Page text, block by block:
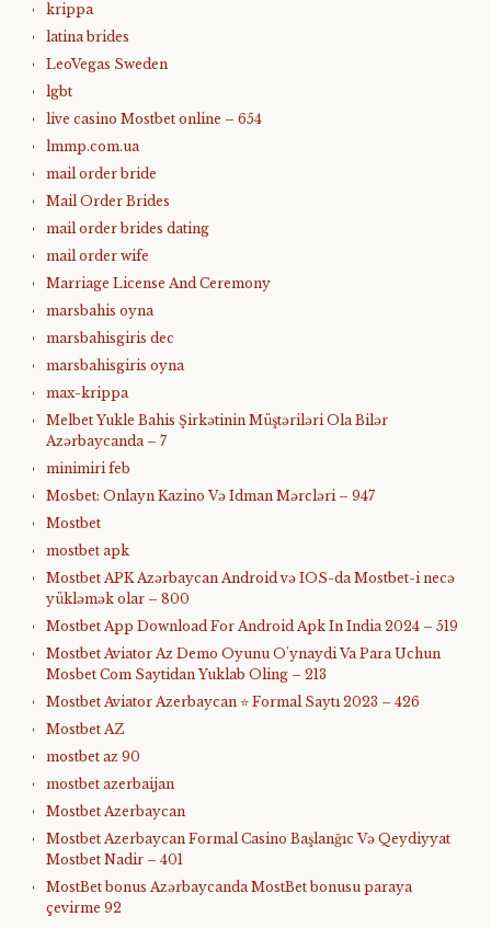
krippa
latina brides
LeoVegas Sweden
lgbt
live casino Mostbet online – 654
lmmp.com.ua
mail order bride
Mail Order Brides
mail order brides dating
mail order wife
Marriage License And Ceremony
marsbahis oyna
marsbahisgiris dec
marsbahisgiris oyna
max-krippa
Melbet Yukle Bahis Şirkətinin Müştəriləri Ola Bilər
Azərbaycanda – 7
minimiri feb
Mosbet: Onlayn Kazino Və Idman Mərcləri – 947
Mostbet
mostbet apk
Mostbet APK Azərbaycan Android və IOS-da Mostbet-i necə
yükləmək olar – 800
Mostbet App Download For Android Apk In India 2024 – 519
Mostbet Aviator Az Demo Oyunu O'ynaydi Va Para Uchun
Mosbet Com Saytidan Yuklab Oling – 213
Mostbet Aviator Azerbaycan ⭐️ Formal Saytı 2023 – 426
Mostbet AZ
mostbet az 90
mostbet azerbaijan
Mostbet Azerbaycan
Mostbet Azerbaycan Formal Casino Başlanğıc Və Qeydiyyat
Mostbet Nadir – 401
MostBet bonus Azərbaycanda MostBet bonusu paraya
çevirme 92